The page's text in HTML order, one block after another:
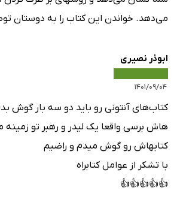
می‌دهد. خواندن این کتاب را به دوستان
ابوذر نصیری
۱۴۰۱/۰۹/۰۴
کتاب‌های آنتونی رو باید دو سه بار گوش
هاش برسی واقعا یک لیدر و رهبر تو
کتابهاش رو گوش میدم و راضیم
با تشکر از عوامل کتابراه
👍👍👍👍👍